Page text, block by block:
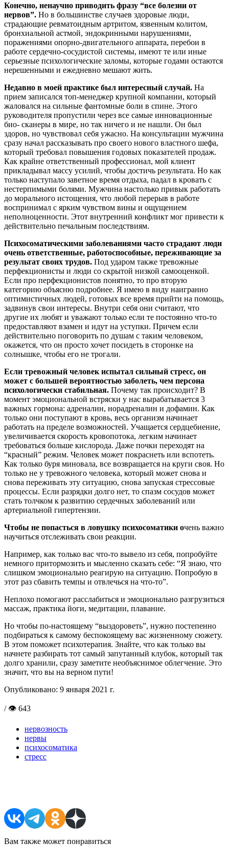
Конечно, ненаучно приводить фразу “все болезни от
нервов”. Но в большинстве случаев здоровые люди,
страдающие ревматоидным артритом, язвенным колитом,
бронхиальной астмой, эндокринными нарушениями,
поражениями опорно-двигательного аппарата, перебои в
работе сердечно-сосудистой системы, имеют те или иные
серьезные психологические заломы, которые годами остаются
нерешенными и ежедневно мешают жить.
Недавно в моей практике был интересный случай. На
прием записался топ-менеджер крупной компании, который
жаловался на сильные фантомные боли в спине. Этого
руководителя пропустили через все самые инновационные
био- сканеры в мире, но так ничего и не нашли. Он был
здоров, но чувствовал себя ужасно. На консультации мужчина
сразу начал рассказывать про своего нового властного шефа,
который требовал повышения годовых показателей продаж.
Как крайне ответственный профессионал, мой клиент
прикладывал массу усилий, чтобы достичь результата. Но как
только наступало заветное время отдыха, падал в кровать с
нестерпимыми болями. Мужчина настолько привык работать
до морального истощения, что любой перерыв в работе
воспринимал с ярким чувством вины и ощущением
неполноценности. Этот внутренний конфликт мог привести к
действительно печальным последствиям.
Психосоматическими заболеваниями часто страдают люди
очень ответственные, работоспособные, переживающие за
результат своих трудов. Под ударом также тревожные
перфекционисты и люди со скрытой низкой самооценкой.
Если про перфекционистов понятно, то про вторую
категорию объясню подробнее. Я имею в виду наигранно
оптимистичных людей, готовых все время прийти на помощь,
задвинув свои интересы. Внутри себя они считают, что
другие их любят и уважают только если те постоянно что-то
предоставляют взамен и идут на уступки. Причем если
действительно поговорить по душам с таким человеком,
окажется, что он просто хочет посидеть в сторонке на
солнышке, чтобы его не трогали.
Если тревожный человек испытал сильный стресс, он
может с большей вероятностью заболеть, чем персона
психологически стабильная. Почему так происходит? В
момент эмоциональной встряски у нас вырабатывается 3
важных гормона: адреналин, норадреналин и дофамин. Как
только они поступают в кровь, весь организм начинает
работать на пределе возможностей. Учащается сердцебиение,
увеличивается скорость кровопотока, легким начинает
требоваться больше кислорода. Даже почки переходят на
“красный” режим. Человек может покраснеть или вспотеть.
Как только буря миновала, все возвращается на круги своя. Но
только не у тревожного человека, который может снова и
снова переживать эту ситуацию, снова запуская стрессовые
процессы. Если разрядки долго нет, то спазм сосудов может
стать толчком к развитию сердечных заболеваний или
артериальной гипертензии.
Чтобы не попасться в ловушку психосоматики очень важно
научиться отслеживать свои реакции.
Например, как только вас что-то вывело из себя, попробуйте
немного притормозить и мысленно сказать себе: “Я знаю, что
слишком эмоционально реагирую на ситуацию. Попробую в
этот раз сбавить темпы и отвлечься на что-то”.
Неплохо помогают расслабиться и эмоционально разгрузиться
массаж, практика йоги, медитации, плавание.
Но чтобы по-настоящему “выздороветь”, нужно постепенно
подбираться к самому беспокоящему вас жизненному сюжету.
В этом поможет психотерапия. Знайте, что как только вы
начнете разбирать тот самый запутанный клубок, который так
долго хранили, сразу заметите необъяснимое облегчение. Это
значит, что вы на верном пути!
Опубликовано: 9 января 2021 г.
/ 👁 643
нервозность
нервы
психосоматика
стресс
Вам также может понравиться